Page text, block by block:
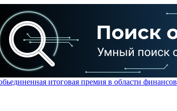
итоговая премия в области финансов